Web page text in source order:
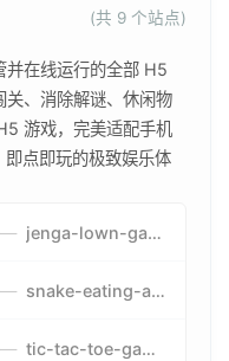
(共 9 个站点)
并在线运行的全部 H5
关、消除解谜、休闲物
游戏，完美适配手机
点即玩的极致娱乐体
jenga-lown-game.smartwatchmanufacturer.cn
snake-eating-apple-game.smartwatchmanufacturer.cn
tic-tac-toe-game.smartwatchmanufacturer.cn